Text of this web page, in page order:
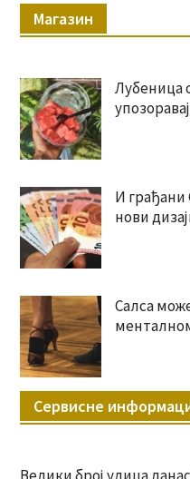
Магазин
Лубеница
И грађани
нови
Салса
Сервисне